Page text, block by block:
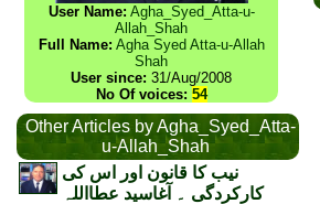
User Name: Agha_Syed_Atta-u-
Allah_Shah
Full Name: Agha Syed Atta-u-Allah
Shah
User since: 31/Aug/2008
No Of voices: 54
Other Articles by Agha_Syed_Atta-
u-Allah_Shah
نیب کا قانون اور اس کی
کارکردگی ۔ آغاسید عطااللہ